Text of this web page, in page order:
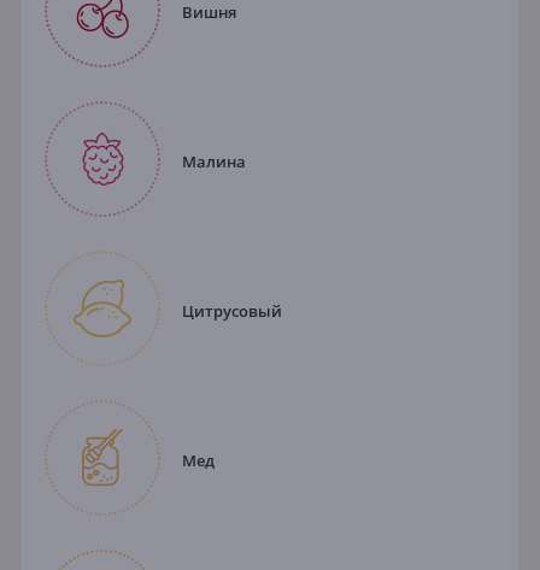
Вишня
Малина
Цитрусовый
Мед